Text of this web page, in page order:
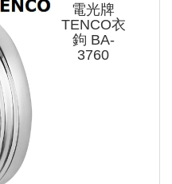
電光牌
TENCO衣
鉤 BA-
3760